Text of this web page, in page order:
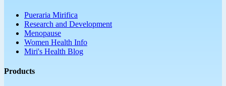
Pueraria Mirifica
Research and Development
Menopause
Women Health Info
Miri's Health Blog
Products